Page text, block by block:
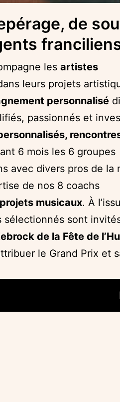
de
les artistes
leurs projets
personnalisé
passionnés et
6 mois les 6 groupes
avec divers pros de la
de nos 8 coachs
musicaux. À
sont
de la Fête de
le Grand Prix et